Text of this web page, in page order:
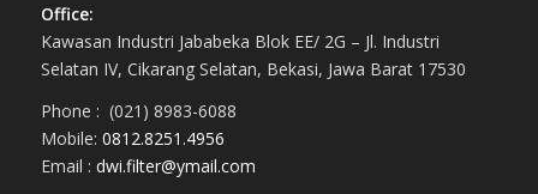
Office:
Kawasan Industri Jababeka Blok EE/ 2G – Jl. Industri
Selatan IV, Cikarang Selatan, Bekasi, Jawa Barat 17530
Phone : (021) 8983-6088
Mobile: 0812.8251.4956
Email : dwi.filter@ymail.com